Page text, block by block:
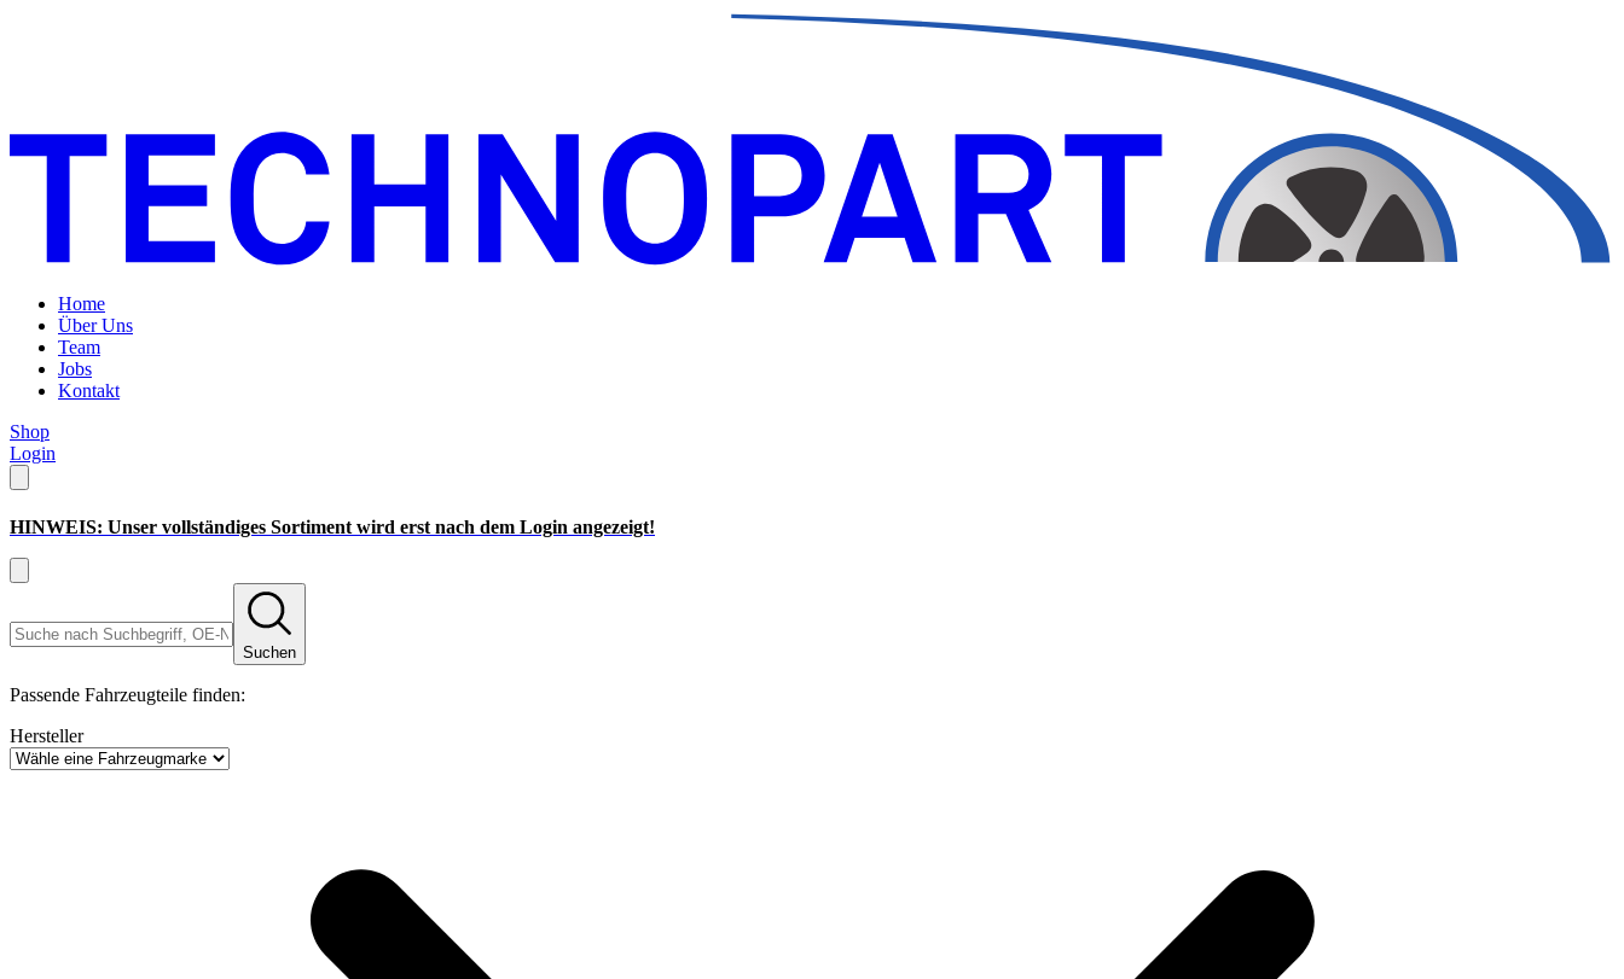
Home
Über Uns
Team
Jobs
Kontakt
Shop
Login
HINWEIS: Unser vollständiges Sortiment wird erst nach dem Login angezeigt!
Suchen
Passende Fahrzeugteile finden:
Hersteller